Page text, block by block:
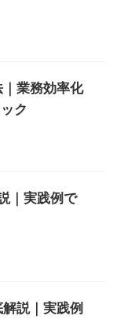
｜業務効率化
ク
｜実践例で
説｜実践例